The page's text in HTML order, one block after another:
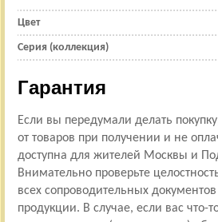
Цвет
Серия (коллекция)
Гарантия
Если вы передумали делать
от товаров при получении и не
доступна для жителей Москвы и
Внимательно проверьте
всех сопроводительных
продукции. В случае, если вас что-